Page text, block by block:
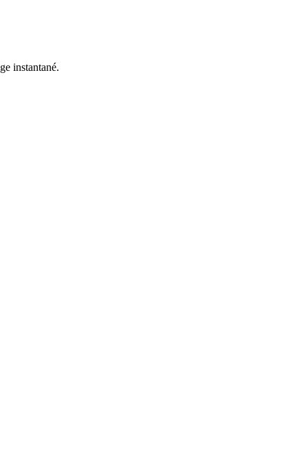
instantané.